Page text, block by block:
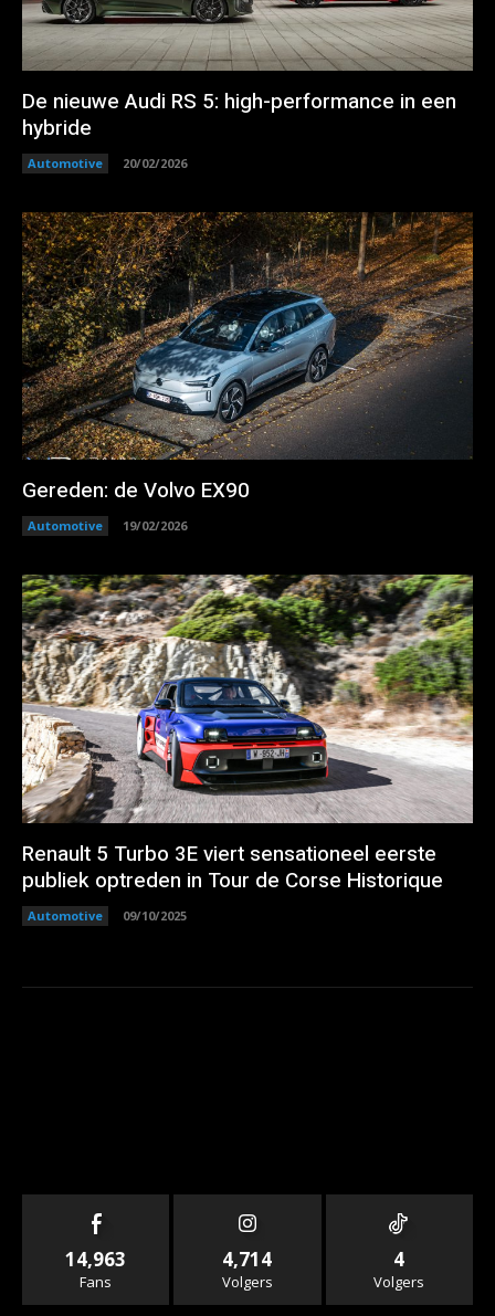
De nieuwe Audi RS 5: high-performance in een
hybride
Automotive 20/02/2026
Gereden: de Volvo EX90
Automotive 19/02/2026
Renault 5 Turbo 3E viert sensationeel eerste
publiek optreden in Tour de Corse Historique
Automotive 09/10/2025
14,963
Fans
4,714
Volgers
4
Volgers